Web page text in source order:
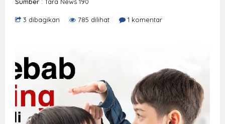
3 dibagikan 785 dilihat 1 komentar